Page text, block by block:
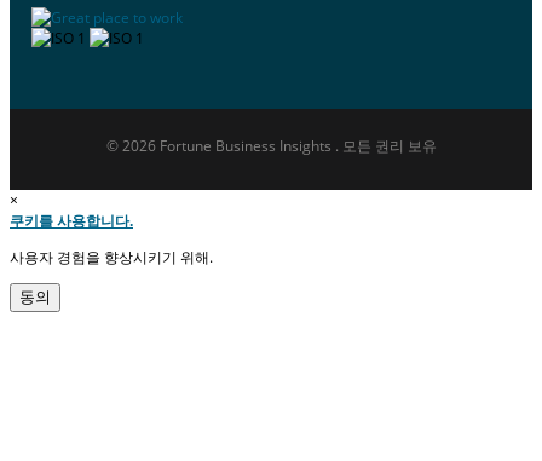
© 2026 Fortune Business Insights . 모든 권리 보유
×
쿠키를 사용합니다.
사용자 경험을 향상시키기 위해.
동의